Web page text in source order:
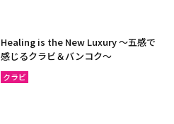
Healing is the New Luxury ～五感で
感じるクラビ＆バンコク～
クラビ